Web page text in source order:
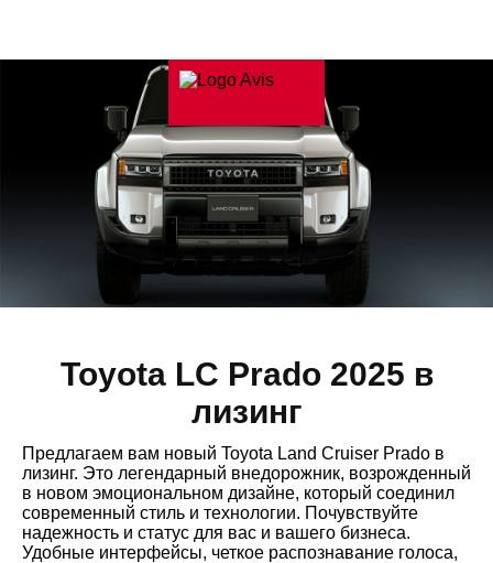
Toyota LC Prado 2025 в
лизинг
Предлагаем вам новый Toyota Land Cruiser Prado в
лизинг. Это легендарный внедорожник, возрожденный
в новом эмоциональном дизайне, который соединил
современный стиль и технологии. Почувствуйте
надежность и статус для вас и вашего бизнеса.
Удобные интерфейсы, четкое распознавание голоса,